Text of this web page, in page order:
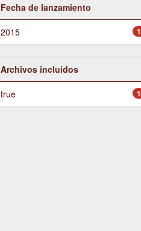
Fecha de lanzamiento
1
2015
Archivos incluidos
1
true